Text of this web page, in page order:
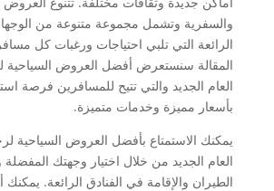
والسفرية وتشمل مجموعة متنوعة من
الرائعة التي تلبي احتياجات ورغبات كل
المقالة سنستعرض أفضل العروض السياحية
العام الجديد والتي تتيح للمسافرين فرصة
بأسعار مميزة وخدمات متميزة.
يمكنك الاستمتاع بأفضل العروض السياحية
العام الجديد من خلال اختيار وجهتك المفضلة
الطيران والإقامة في الفنادق الرائعة. يمكنك